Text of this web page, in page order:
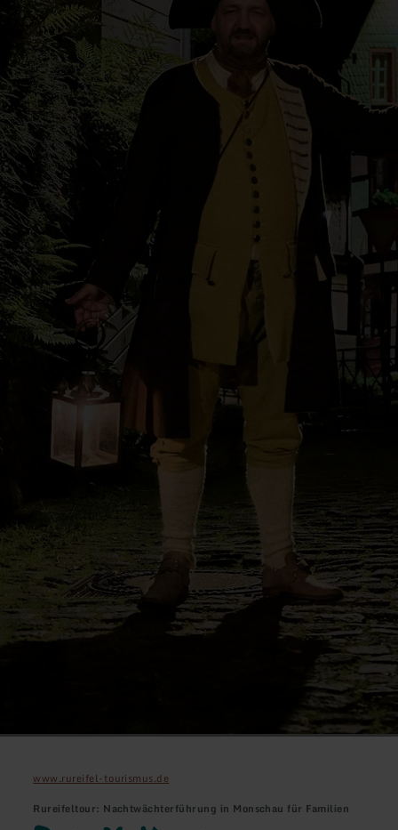
www.rureifel-tourismus.de
Rureifeltour: Nachtwächterführung in Monschau für Familien